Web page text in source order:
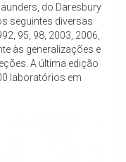
do Daresbury
seguintes diversas
95, 98, 2003, 2006,
às generalizações e
A última edição
laboratórios em